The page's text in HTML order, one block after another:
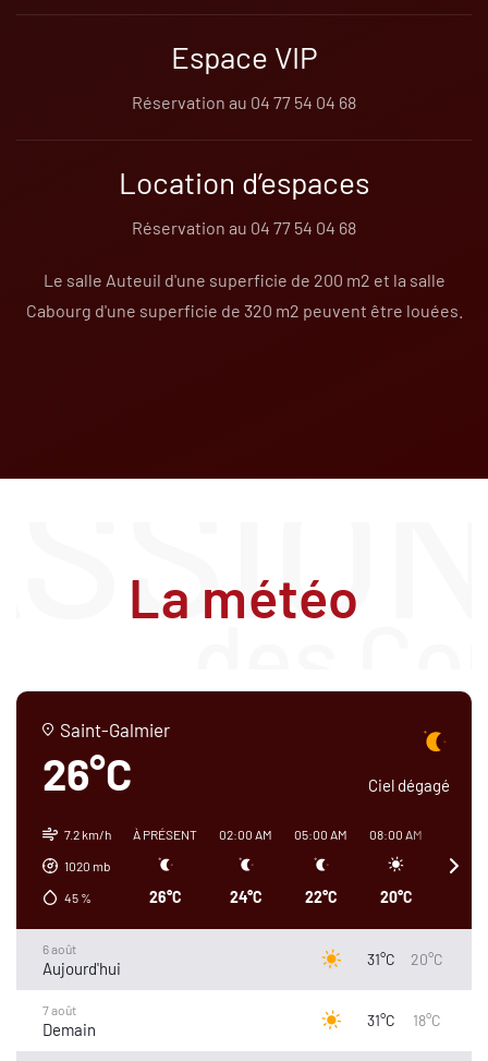
Espace VIP
Réservation au 04 77 54 04 68
Location d’espaces
Réservation au 04 77 54 04 68
Le salle Auteuil d'une superficie de 200 m2 et la salle
Cabourg d'une superficie de 320 m2 peuvent être louées.
La météo
Saint-Galmier
26°C Ciel dégagé
7.2 km/h
1020 mb
45 %
À PRÉSENT
26°C
02:00 AM
24°C
05:00 AM
22°C
08:00 AM
20°C
6 août
Aujourd'hui 31°C 20°C
7 août
Demain 31°C 18°C